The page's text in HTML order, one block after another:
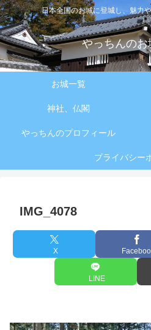
日本全国のお城に登城し、魅力
やっちんのお
お城一覧
神社、仏閣
やっちんのプロフィール
プライバシー
IMG_4078
X
LINE